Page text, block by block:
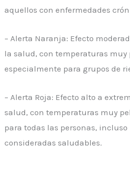
aquellos con enfermedades
– Alerta Naranja: Efecto
la salud, con temperaturas muy
especialmente para grupos de
– Alerta Roja: Efecto alto a
salud, con temperaturas muy
para todas las personas, incluso
consideradas saludables.